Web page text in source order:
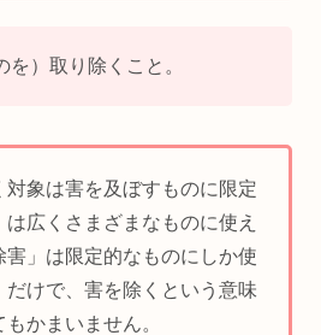
）取り除くこと。
対象は害を及ぼすものに限定
広くさまざまなものに使え
害」は限定的なものにしか使
だけで、害を除くという意味
かまいません。